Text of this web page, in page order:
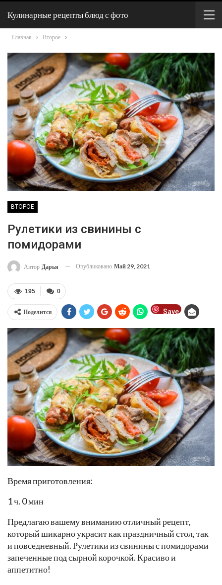
Кулинарные рецепты блюд с фото
Главная Второе
ВТОРОЕ
Рулетики из свинины с
помидорами
Автор Дарья Опубликовано Май 29, 2021
0
195
Поделится Save
Время приготовления:
1 ч. 0 мин
Предлагаю вашему вниманию отличный рецепт,
который шикарно украсит как праздничный стол, так
и повседневный. Рулетики из свинины с помидорами
запеченные под сырной корочкой. Красиво и
аппетитно!